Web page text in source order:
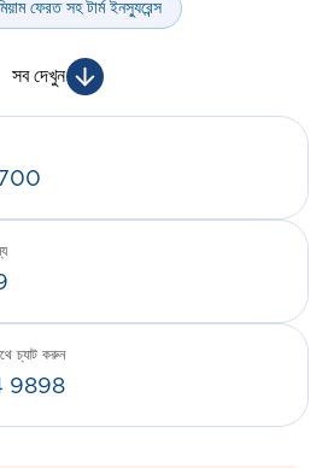
ফেরত সহ টার্ম ইনস্যুরেন্স
সব দেখুন
9898
চ্যাট করুন